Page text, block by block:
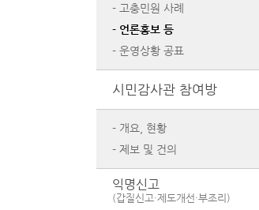
- 고충민원 사례
- 언론홍보 등
- 운영상황 공표
시민감사관 참여방
- 개요, 현황
- 제보 및 건의
익명신고
(갑질신고·제도개선·부조리)